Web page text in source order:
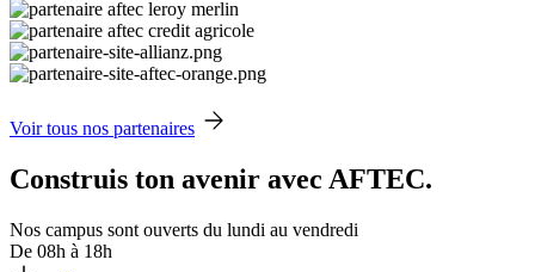
Voir tous nos partenaires
Construis ton avenir avec AFTEC.
Nos campus sont ouverts du lundi au vendredi
De 08h à 18h